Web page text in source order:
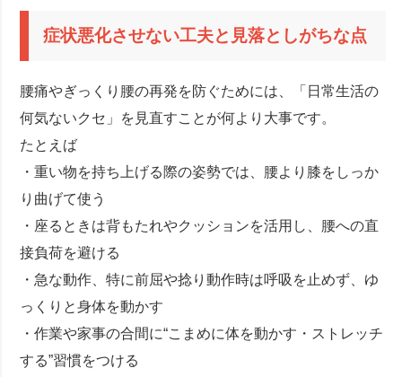
症状悪化させない工夫と見落としがちな点
腰痛やぎっくり腰の再発を防ぐためには、「日常生活の
何気ないクセ」を見直すことが何より大事です。
たとえば
・重い物を持ち上げる際の姿勢では、腰より膝をしっか
り曲げて使う
・座るときは背もたれやクッションを活用し、腰への直
接負荷を避ける
・急な動作、特に前屈や捻り動作時は呼吸を止めず、ゆ
っくりと身体を動かす
・作業や家事の合間に“こまめに体を動かす・ストレッチ
する”習慣をつける